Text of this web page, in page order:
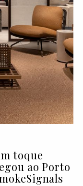
toque
ao Porto